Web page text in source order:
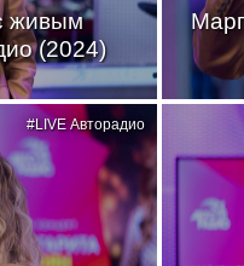
живым
(2024)
#LIVE Авторадио